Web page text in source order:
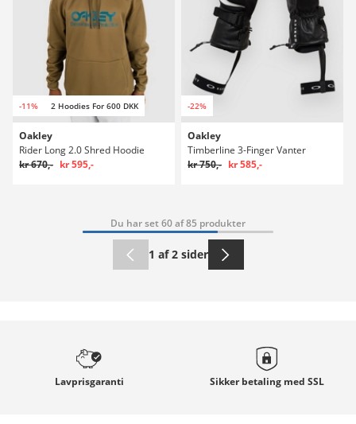
-11% 2 Hoodies For 600 DKK
Oakley
Rider Long 2.0 Shred Hoodie
kr 670,- kr 595,-
-22%
Oakley
Timberline 3-Finger Vanter
kr 750,- kr 585,-
Du har set 60 af 85 produkter
1 af 2 sider
Lavprisgaranti Sikker betaling med SSL